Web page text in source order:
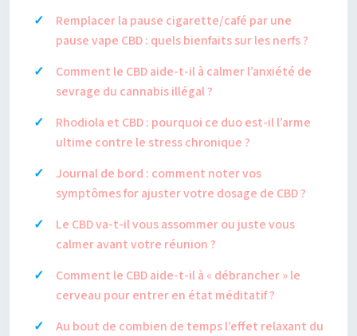
Remplacer la pause cigarette/café par une
pause vape CBD : quels bienfaits sur les nerfs ?
Comment le CBD aide-t-il à calmer l’anxiété de
sevrage du cannabis illégal ?
Rhodiola et CBD : pourquoi ce duo est-il l’arme
ultime contre le stress chronique ?
Journal de bord : comment noter vos
symptômes for ajuster votre dosage de CBD ?
Le CBD va-t-il vous assommer ou juste vous
calmer avant votre réunion ?
Comment le CBD aide-t-il à « débrancher » le
cerveau pour entrer en état méditatif ?
Au bout de combien de temps l’effet relaxant du